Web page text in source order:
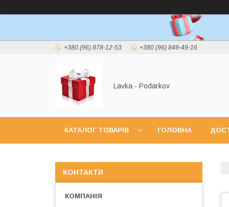
+380 (96) 878-12-53 +380 (96) 849-49-16
Lavka - Podarkov
КАТАЛОГ ТОВАРІВ ГОЛОВНА
КОНТАКТИ